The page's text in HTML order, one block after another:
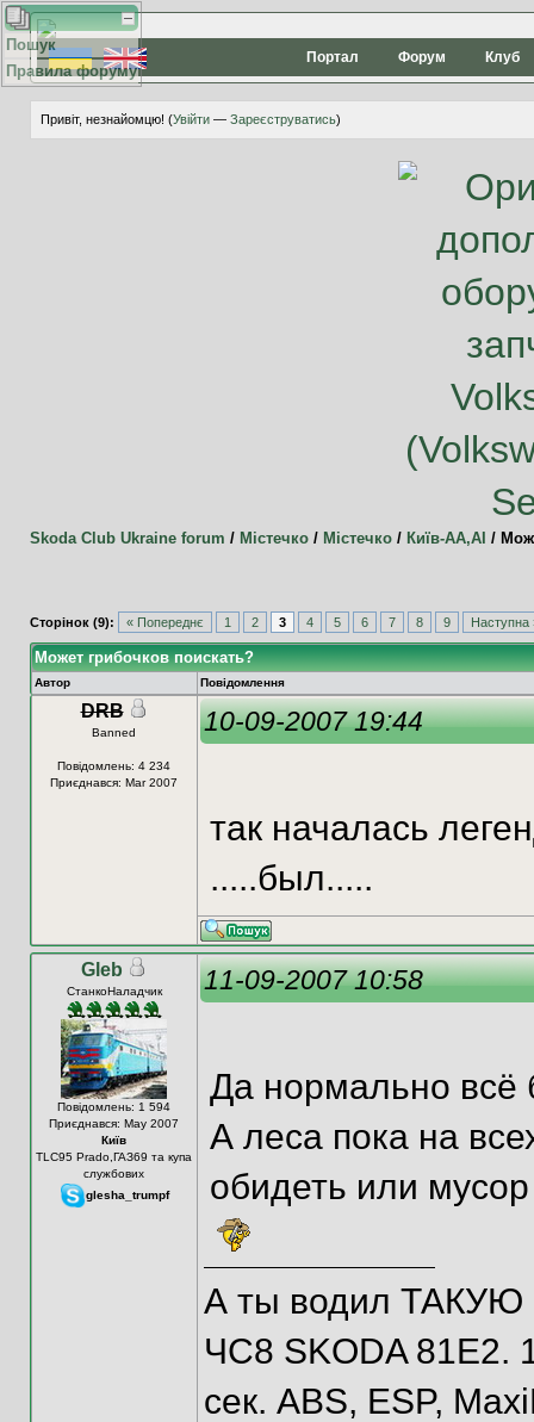
Портал Форум Клуб
Привіт, незнайомцю! (Увійти— Зареєструватись)
Skoda Club Ukraine forum / Містечко/ Містечко/ Київ-АА,АI /
Пошук
Правила форуму
Сторінок (9): « Попереднє 1 2 3 4 5 6 7 8 9 Наступна
Может грибочков поискать?
Автор Повідомлення
DRB
Banned
Повідомлень: 4 234
Приєднався: Mar 2007
10-09-2007 19:44
так началась
.....был.....
Gleb
СтанкоНаладчик
Повідомлень: 1 594
Приєднався: May 2007
Київ
TLC95 Prado,ГАЗ69 та купа
службових
glesha_trumpf
11-09-2007 10:58
Да нормально всё
А леса пока на
обидеть или
А ты водил ТАКУЮ
ЧС8 SKODA 81E2.
сек. ABS, ESP,